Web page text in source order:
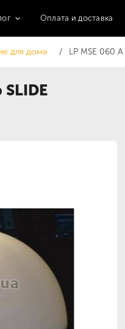
Оплата и доставка
для дома LP MSE 060